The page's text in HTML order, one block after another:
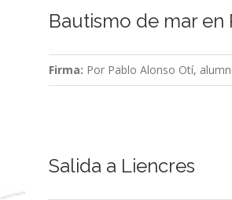
Bautismo de mar en
Firma: Por Pablo Alonso Otí,
Salida a Liencres